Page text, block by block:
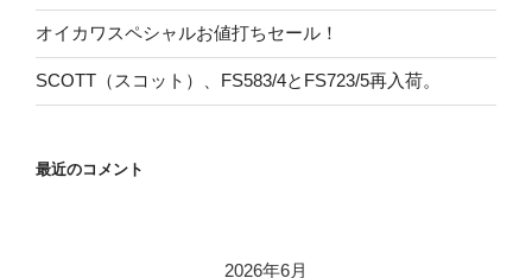
オイカワスペシャルお値打ちセール！
SCOTT（スコット）、FS583/4とFS723/5再入荷。
最近のコメント
2026年6月